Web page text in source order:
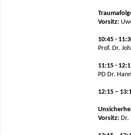
Vorsitz:
10:45 -
Prof. Dr.
11:15 -
PD Dr.
12:15 –
Vorsitz: